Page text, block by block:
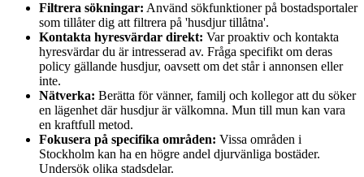
Filtrera sökningar: Använd sökfunktioner på bostadsportaler
som tillåter dig att filtrera på 'husdjur tillåtna'.
Kontakta hyresvärdar direkt: Var proaktiv och kontakta
hyresvärdar du är intresserad av. Fråga specifikt om deras
policy gällande husdjur, oavsett om det står i annonsen eller
inte.
Nätverka: Berätta för vänner, familj och kollegor att du söker
en lägenhet där husdjur är välkomna. Mun till mun kan vara
en kraftfull metod.
Fokusera på specifika områden: Vissa områden i
Stockholm kan ha en högre andel djurvänliga bostäder.
Undersök olika stadsdelar.